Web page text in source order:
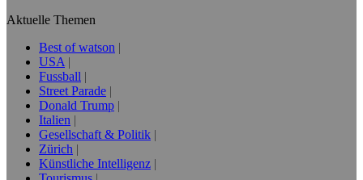
Aktuelle Themen
Best of watson
USA
Fussball
Street Parade
Donald Trump
Italien
Gesellschaft & Politik
Zürich
Künstliche Intelligenz